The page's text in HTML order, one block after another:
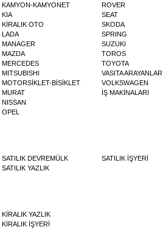
KAMYON-KAMYONET
KIA
KİRALIK OTO
LADA
MANAGER
MAZDA
MERCEDES
MITSUBISHI
MOTORSİKLET-BİSİKLET
MURAT
NISSAN
OPEL
ROVER
SEAT
SKODA
SPRING
SUZUKI
TOROS
TOYOTA
VASITA ARAYANLAR
VOLKSWAGEN
İŞ MAKİNALARI
SATILIK DEVREMÜLK
SATILIK YAZLIK
SATILIK İŞYERİ
KİRALIK YAZLIK
KİRALIK İŞYERİ